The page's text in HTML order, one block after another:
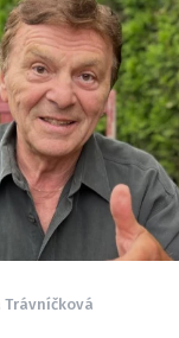
Trávníčková